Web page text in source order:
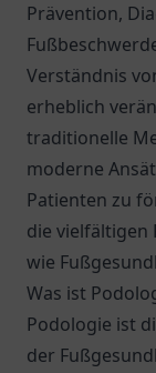
Prävention,
Verständnis
erheblich
traditionelle
moderne
Patienten zu
die vielfältigen
wie
Was ist
Podologie ist
der